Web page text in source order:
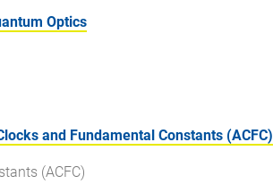
Optics
and Fundamental Constants (ACFC)
(ACFC)